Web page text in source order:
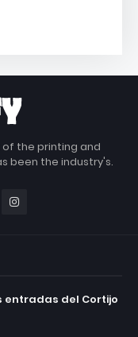
of the printing and
been the industry's.
del Cortijo